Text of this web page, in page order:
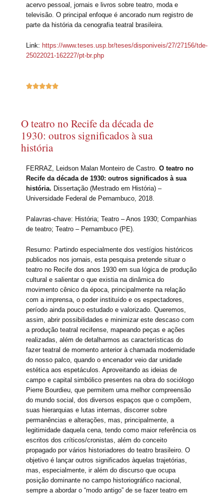
acervo pessoal, jornais e livros sobre teatro, moda e
televisão. O principal enfoque é ancorado num registro de
parte da história da cenografia teatral brasileira.
Link: https://www.teses.usp.br/teses/disponiveis/27/27156/tde-
25022021-162227/pt-br.php

O teatro no Recife da década de
1930: outros significados à sua
história
FERRAZ, Leidson Malan Monteiro de Castro.O teatro no
Recife da década de 1930: outros significados à sua
história. Dissertação (Mestrado em História) –
Universidade Federal de Pernambuco, 2018.
Palavras-chave: História; Teatro – Anos 1930; Companhias
de teatro; Teatro – Pernambuco (PE).
Resumo: Partindo especialmente dos vestígios históricos
publicados nos jornais, esta pesquisa pretende situar o
teatro no Recife dos anos 1930 em sua lógica de produção
cultural e salientar o que existia na dinâmica do
movimento cênico da época, principalmente na relação
com a imprensa, o poder instituído e os espectadores,
período ainda pouco estudado e valorizado. Queremos,
assim, abrir possibilidades e minimizar este descaso com
a produção teatral recifense, mapeando peças e ações
realizadas, além de detalharmos as características do
fazer teatral de momento anterior à chamada modernidade
do nosso palco, quando o encenador veio dar unidade
estética aos espetáculos. Aproveitando as ideias de
campo e capital simbólico presentes na obra do sociólogo
Pierre Bourdieu, que permitem uma melhor compreensão
do mundo social, dos diversos espaços que o compõem,
suas hierarquias e lutas internas, discorrer sobre
permanências e alterações, mas, principalmente, a
legitimidade daquela cena, tendo como maior referência os
escritos dos críticos/cronistas, além do conceito
propagado por vários historiadores do teatro brasileiro. O
objetivo é lançar outros significados àquelas trajetórias,
mas, especialmente, ir além do discurso que ocupa
posição dominante no campo historiográfico nacional,
sempre a abordar o “modo antigo” de se fazer teatro em